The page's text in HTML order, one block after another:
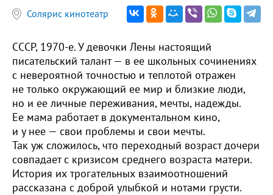
Солярис кинотеатр
СССР, 1970-е. У девочки Лены настоящий
писательский талант — в ее школьных сочинениях
с невероятной точностью и теплотой отражен
не только окружающий ее мир и близкие люди,
но и ее личные переживания, мечты, надежды.
Ее мама работает в документальном кино,
и у нее — свои проблемы и свои мечты.
Так уж сложилось, что переходный возраст дочери
совпадает с кризисом среднего возраста матери.
История их трогательных взаимоотношений
рассказана с доброй улыбкой и нотами грусти.